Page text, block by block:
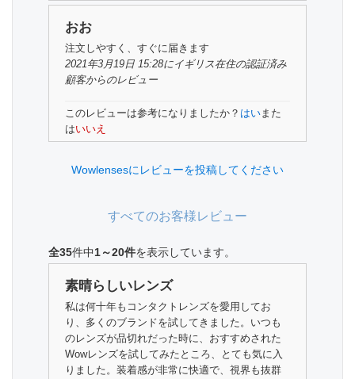
おお
注文しやすく、すぐに届きます
2021年3月19日 15:28にイギリス在住の認証済み
顧客からのレビュー
このレビューは参考になりましたか？ はいまた
はいいえ
Wowlensesにレビューを投稿してください
すべてのお客様レビュー
全35件中1～20件を表示しています。
素晴らしいレンズ
私は何十年もコンタクトレンズを愛用してお
り、多くのブランドを試してきました。いつも
のレンズが品切れだった時に、おすすめされた
Wowレンズを試してみたところ、とても気に入
りました。装着感が非常に快適で、視界も抜群